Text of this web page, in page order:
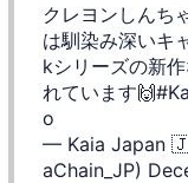
クレヨンしんち
は馴染み深いキ
kシリーズの新
れています🙌
o
— Kaia Japan
aChain_JP)